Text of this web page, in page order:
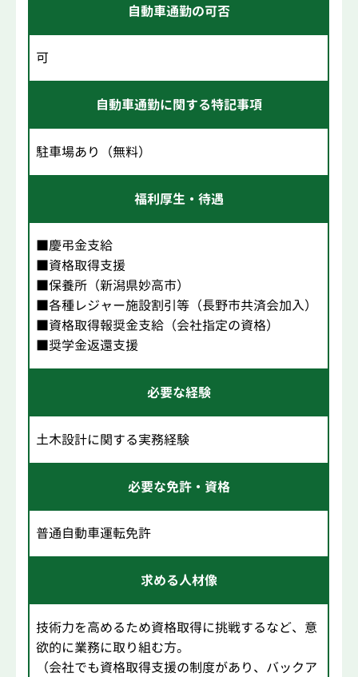
自動車通勤の可否
可
自動車通勤に関する特記事項
駐車場あり（無料）
福利厚生・待遇
■慶弔金支給
■資格取得支援
■保養所（新潟県妙高市）
■各種レジャー施設割引等（長野市共済会加入）
■資格取得報奨金支給（会社指定の資格）
■奨学金返還支援
必要な経験
土木設計に関する実務経験
必要な免許・資格
普通自動車運転免許
求める人材像
技術力を高めるため資格取得に挑戦するなど、意
欲的に業務に取り組む方。
（会社でも資格取得支援の制度があり、バックア